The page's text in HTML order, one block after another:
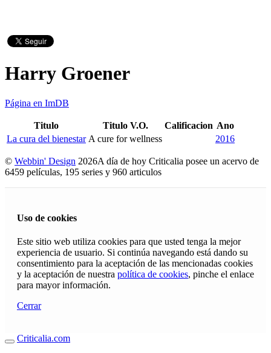
Harry Groener
Página en ImDB
Titulo Titulo V.O. Calificacion Ano
La cura del bienestar A cure for wellness 2016
© Webbin' Design 2026A día de hoy Criticalia posee un acervo de
6459 películas, 195 series y 960 articulos
Uso de cookies
Este sitio web utiliza cookies para que usted tenga la mejor
experiencia de usuario. Si continúa navegando está dando su
consentimiento para la aceptación de las mencionadas cookies
y la aceptación de nuestra política de cookies, pinche el enlace
para mayor información.
Cerrar
Criticalia.com